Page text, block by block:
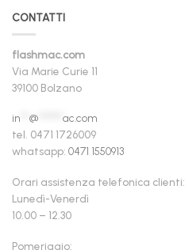
CONTATTI
flashmac.com
Via Marie Curie 11
39100 Bolzano
in @
ac.com
tel. 0471 1726009
whatsapp: 0471 1550913
Orari assistenza telefonica clienti:
Lunedì-Venerdì
10.00 – 12.30
Pomeriggio: